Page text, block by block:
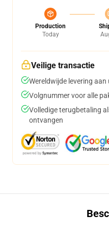
Production
Today
Veilige transactie
Wereldwijde levering aan
Volgnummer voor alle
Volledige terugbetaling
ontvangen